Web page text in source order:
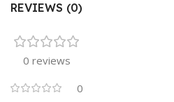
REVIEWS (0)
0 reviews
0